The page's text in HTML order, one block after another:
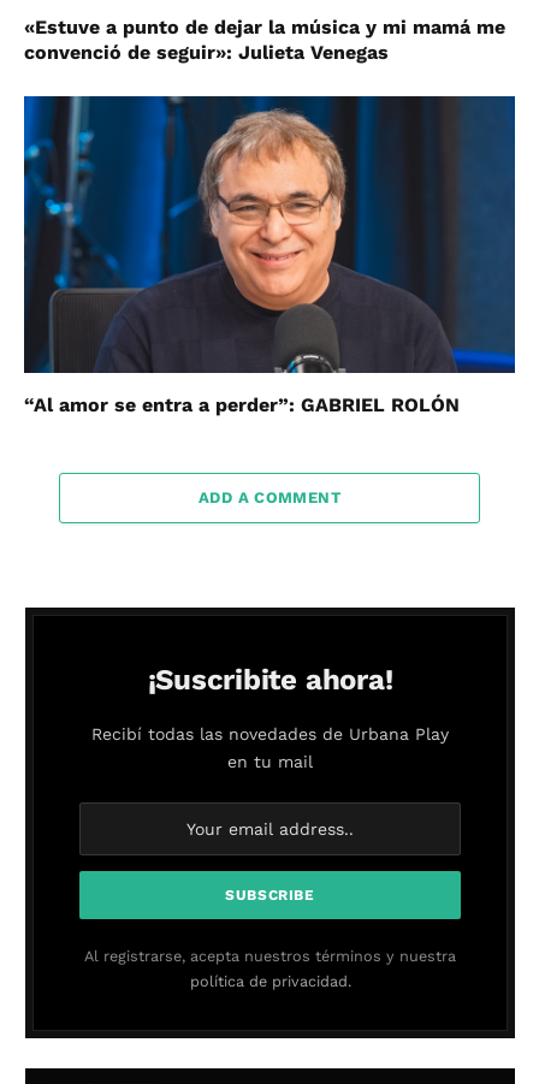
«Estuve a punto de dejar la música y mi mamá me
convenció de seguir»: Julieta Venegas
“Al amor se entra a perder”: GABRIEL ROLÓN
ADD A COMMENT
¡Suscribite ahora!
Recibí todas las novedades de Urbana Play
en tu mail
Al registrarse, acepta nuestros términos y nuestra
política de privacidad.